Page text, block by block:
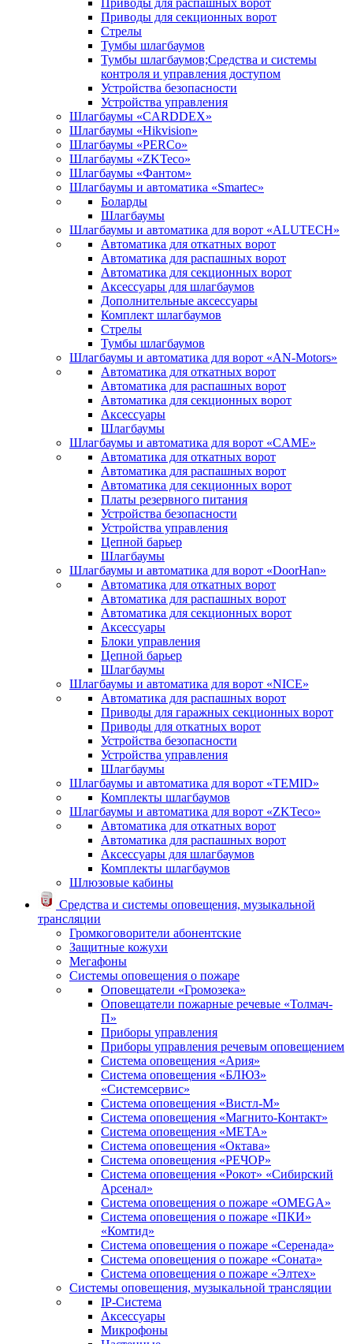
Приводы для распашных ворот
Приводы для секционных ворот
Стрелы
Тумбы шлагбаумов
Тумбы шлагбаумов;Средства и системы
контроля и управления доступом
Устройства безопасности
Устройства управления
Шлагбаумы «CARDDEX»
Шлагбаумы «Hikvision»
Шлагбаумы «PERCo»
Шлагбаумы «ZKTeco»
Шлагбаумы «Фантом»
Шлагбаумы и автоматика «Smartec»
Боларды
Шлагбаумы
Шлагбаумы и автоматика для ворот «ALUTECH»
Автоматика для откатных ворот
Автоматика для распашных ворот
Автоматика для секционных ворот
Аксессуары для шлагбаумов
Дополнительные аксессуары
Комплект шлагбаумов
Стрелы
Тумбы шлагбаумов
Шлагбаумы и автоматика для ворот «AN-Motors»
Автоматика для откатных ворот
Автоматика для распашных ворот
Автоматика для секционных ворот
Аксессуары
Шлагбаумы
Шлагбаумы и автоматика для ворот «CAME»
Автоматика для откатных ворот
Автоматика для распашных ворот
Автоматика для секционных ворот
Платы резервного питания
Устройства безопасности
Устройства управления
Цепной барьер
Шлагбаумы
Шлагбаумы и автоматика для ворот «DoorHan»
Автоматика для откатных ворот
Автоматика для распашных ворот
Автоматика для секционных ворот
Аксессуары
Блоки управления
Цепной барьер
Шлагбаумы
Шлагбаумы и автоматика для ворот «NICE»
Автоматика для распашных ворот
Приводы для гаражных секционных ворот
Приводы для откатных ворот
Устройства безопасности
Устройства управления
Шлагбаумы
Шлагбаумы и автоматика для ворот «TEMID»
Комплекты шлагбаумов
Шлагбаумы и автоматика для ворот «ZKTeco»
Автоматика для откатных ворот
Автоматика для распашных ворот
Аксессуары для шлагбаумов
Комплекты шлагбаумов
Шлюзовые кабины
Средства и системы оповещения, музыкальной
трансляции
Громкоговорители абонентские
Защитные кожухи
Мегафоны
Системы оповещения о пожаре
Оповещатели «Громозека»
Оповещатели пожарные речевые «Толмач-
П»
Приборы управления
Приборы управления речевым оповещением
Система оповещения «Ария»
Система оповещения «БЛЮЗ»
«Системсервис»
Система оповещения «Вистл-М»
Система оповещения «Магнито-Контакт»
Система оповещения «МЕТА»
Система оповещения «Октава»
Система оповещения «РЕЧОР»
Система оповещения «Рокот» «Сибирский
Арсенал»
Система оповещения о пожаре «OMEGA»
Система оповещения о пожаре «ПКИ»
«Комтид»
Система оповещения о пожаре «Серенада»
Система оповещения о пожаре «Соната»
Система оповещения о пожаре «Элтех»
Системы оповещения, музыкальной трансляции
IP-Система
Аксессуары
Микрофоны